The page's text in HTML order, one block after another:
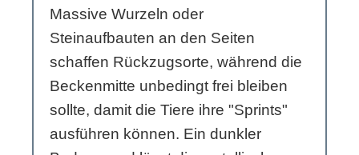
Massive Wurzeln oder
Steinaufbauten an den Seiten
schaffen Rückzugsorte, während die
Beckenmitte unbedingt frei bleiben
sollte, damit die Tiere ihre "Sprints"
ausführen können. Ein dunkler